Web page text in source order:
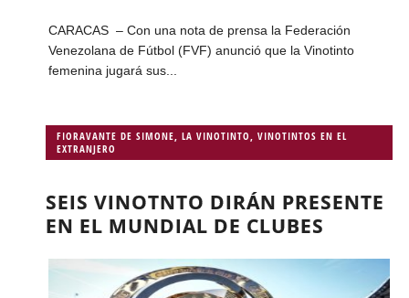
CARACAS – Con una nota de prensa la Federación
Venezolana de Fútbol (FVF) anunció que la Vinotinto
femenina jugará sus...
FIORAVANTE DE SIMONE LA VINOTINTO
VINOTINTOS EN EL
EXTRANJERO
SEIS VINOTNTO DIRÁN PRESENTE
EN EL MUNDIAL DE CLUBES